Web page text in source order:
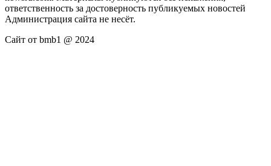
ответственность за достоверность публикуемых новостей
Администрация сайта не несёт.
Сайт от bmb1 @ 2024